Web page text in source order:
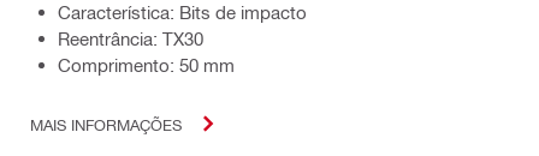
Característica: Bits de impacto
Reentrância: TX30
Comprimento: 50 mm
MAIS INFORMAÇÕES